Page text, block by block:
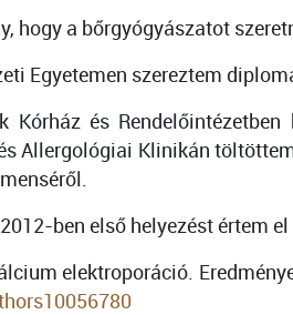
hogy a bőrgyógyászatot
Egyetemen szereztem
és
Allergológiai Klinikán
ben első helyezést értem
elektroporáció.